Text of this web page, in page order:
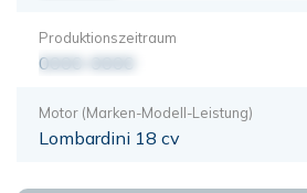
Produktionszeitraum
0000-0000
Motor (Marken-Modell-Leistung)
Lombardini 18 cv